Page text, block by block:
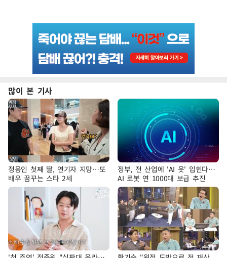
많이 본 기사
정웅인 첫째 딸, 연기자 지망…또
배우 꿈꾸는 스타 2세
정부, 전 산업에 'AI 옷' 입힌다…
AI 로봇 연 1000대 보급 추진